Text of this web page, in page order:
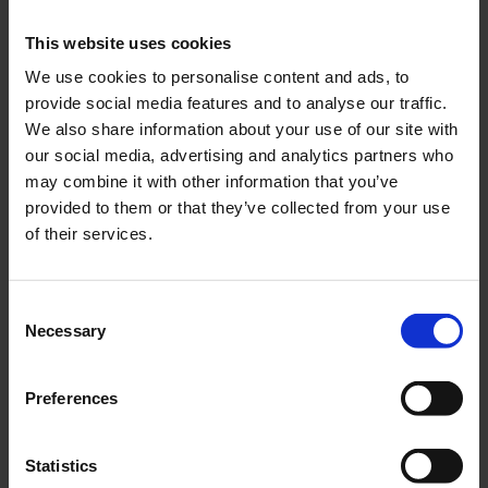
This website uses cookies
We use cookies to personalise content and ads, to
provide social media features and to analyse our traffic.
We also share information about your use of our site with
our social media, advertising and analytics partners who
may combine it with other information that you’ve
provided to them or that they’ve collected from your use
of their services.
Necessary
Preferences
Statistics
Kopplingswire Yamaha
FS1 mfl.
YHW014-06-32-301
129KR
Förgasargummi Yamaha
FS1
YHF020-01-25-602
49KR